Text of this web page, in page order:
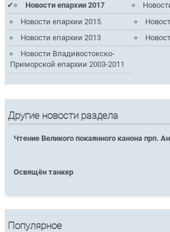
Новости епархии 2017
Новости епархии 2015
Новости епархии 2013
Новости Владивостокско-
Приморской епархии 2003-2011
Другие новости раздела
Чтение Великого покаянного канона прп.
Освящён танкер
Популярное